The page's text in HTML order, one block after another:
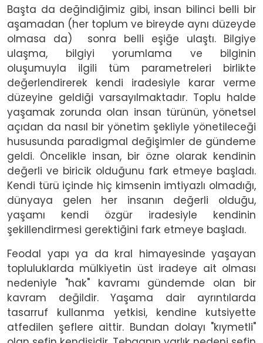
Başta da değindiğimiz gibi, insan bilinci belli bir
aşamadan (her toplum ve bireyde aynı düzeyde
olmasa da) sonra belli eşiğe ulaştı. Bilgiye
ulaşma, bilgiyi yorumlama ve bilginin
oluşumuyla ilgili tüm parametreleri birlikte
değerlendirerek kendi iradesiyle karar verme
düzeyine geldiği varsayılmaktadır. Toplu halde
yaşamak zorunda olan insan türünün, yönetsel
açıdan da nasıl bir yönetim şekliyle yönetileceği
hususunda paradigmal değişimler de gündeme
geldi. Öncelikle insan, bir özne olarak kendinin
değerli ve biricik olduğunu fark etmeye başladı.
Kendi türü içinde hiç kimsenin imtiyazlı olmadığı,
dünyaya gelen her insanın değerli olduğu,
yaşamı kendi özgür iradesiyle kendinin
şekillendirmesi gerektiğini fark etmeye başladı.
Feodal yapı ya da kral himayesinde yaşayan
topluluklarda mülkiyetin üst iradeye ait olması
nedeniyle "hak" kavramı gündemde olan bir
kavram değildir. Yaşama dair ayrıntılarda
tasarruf kullanma yetkisi, kendine kutsiyette
atfedilen şeflere aittir. Bundan dolayı "kıymetli"